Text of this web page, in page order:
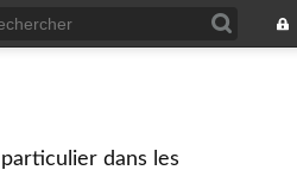
dans les